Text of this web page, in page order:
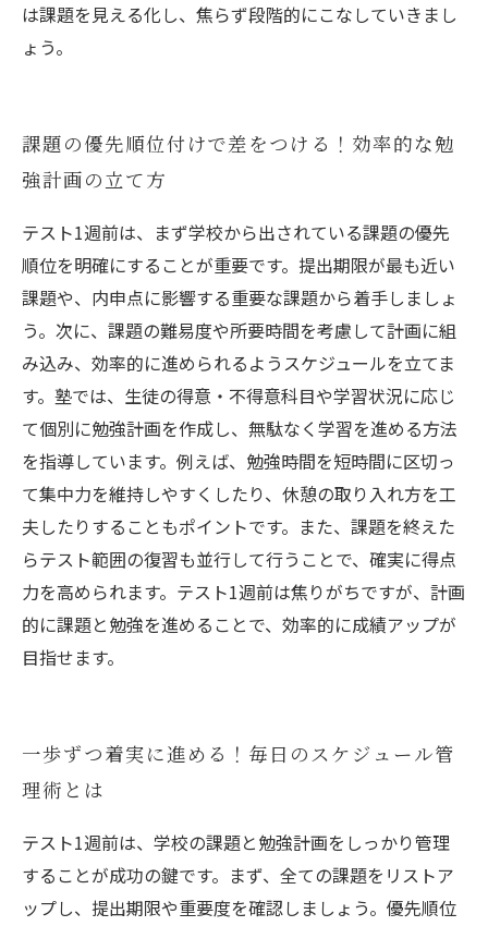
は課題を見える化し、焦らず段階的にこなしていきまし
ょう。
課題の優先順位付けで差をつける！効率的な勉
強計画の立て方
テスト1週前は、まず学校から出されている課題の優先
順位を明確にすることが重要です。提出期限が最も近い
課題や、内申点に影響する重要な課題から着手しましょ
う。次に、課題の難易度や所要時間を考慮して計画に組
み込み、効率的に進められるようスケジュールを立てま
す。塾では、生徒の得意・不得意科目や学習状況に応じ
て個別に勉強計画を作成し、無駄なく学習を進める方法
を指導しています。例えば、勉強時間を短時間に区切っ
て集中力を維持しやすくしたり、休憩の取り入れ方を工
夫したりすることもポイントです。また、課題を終えた
らテスト範囲の復習も並行して行うことで、確実に得点
力を高められます。テスト1週前は焦りがちですが、計画
的に課題と勉強を進めることで、効率的に成績アップが
目指せます。
一歩ずつ着実に進める！毎日のスケジュール管
理術とは
テスト1週前は、学校の課題と勉強計画をしっかり管理
することが成功の鍵です。まず、全ての課題をリストア
ップし、提出期限や重要度を確認しましょう。優先順位